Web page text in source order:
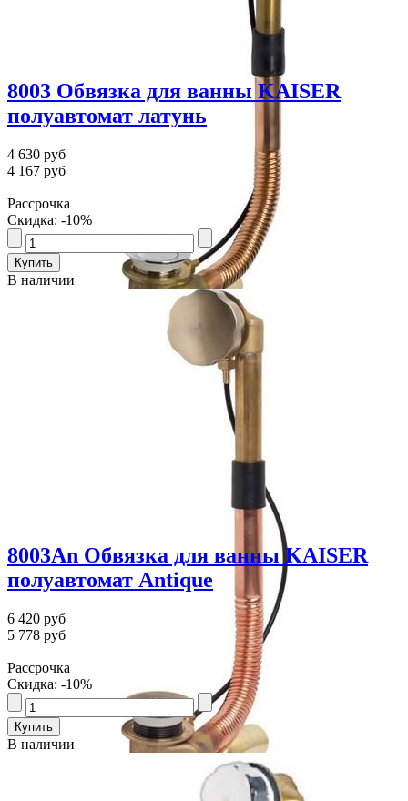
8003 Обвязка для ванны KAISER
полуавтомат латунь
4 630 руб
4 167 руб
Рассрочка
Скидка: -10%
В наличии
8003An Обвязка для ванны KAISER
полуавтомат Antique
6 420 руб
5 778 руб
Рассрочка
Скидка: -10%
В наличии